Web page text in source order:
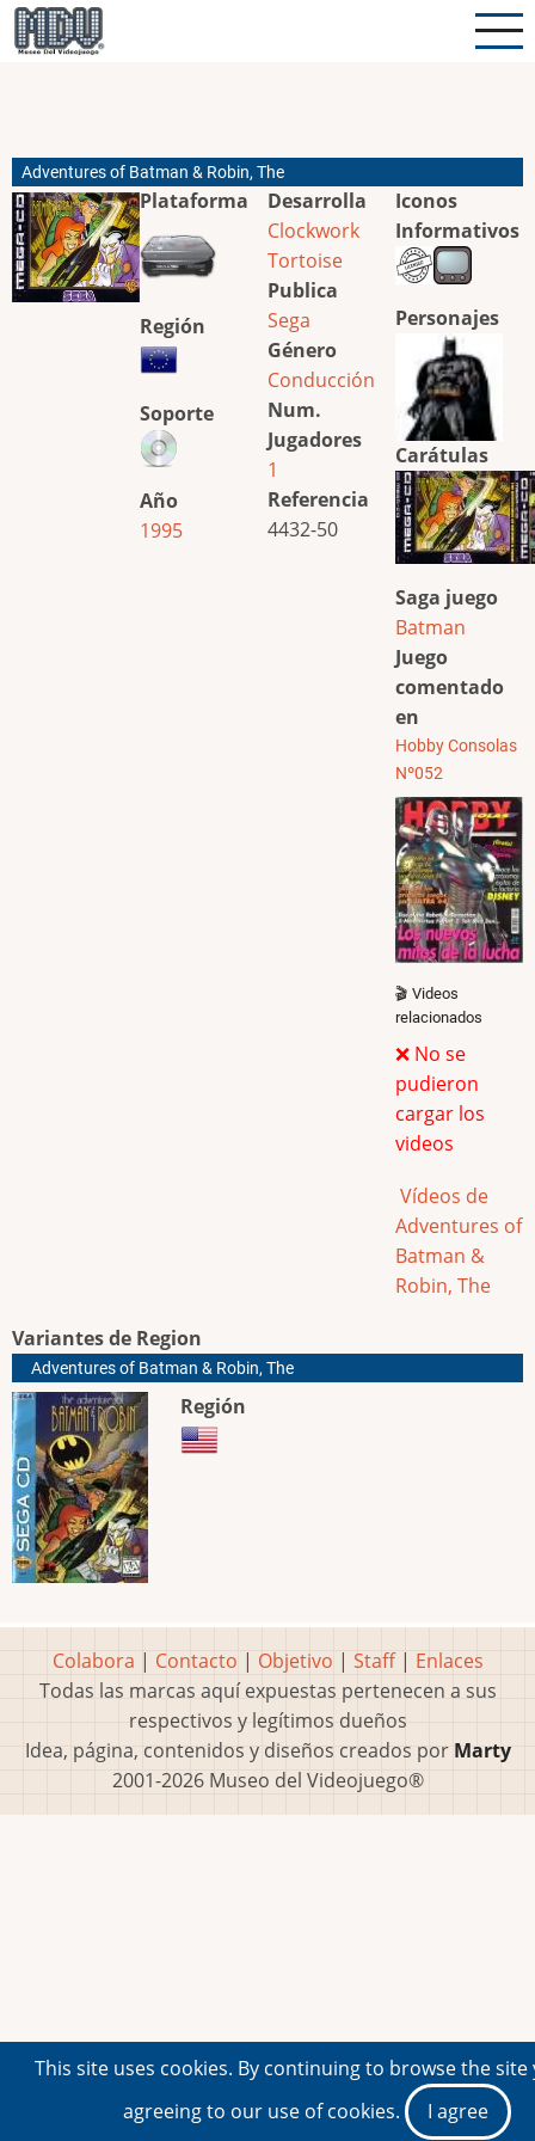
Pasar
al
Adventures of Batman & Robin, The
Plataforma
Región
Soporte
Año
1995
Desarrolla
Clockwork
Tortoise
Publica
Sega
Género
Conducción
Num.
Jugadores
1
Referencia
4432-50
Iconos
Informativos
Personajes
Carátulas
Saga juego
Batman
Juego
comentado
en
Hobby Consolas
Nº052
🎬 Videos
relacionados
❌ No se
pudieron
cargar los
videos
Vídeos de
Adventures of
Batman &
Robin, The
Variantes de Region
Adventures of Batman & Robin, The
Región
Colabora | Contacto | Objetivo | Staff| Enlaces
Todas las marcas aquí expuestas pertenecen a sus
respectivos y legítimos dueños
Idea, página, contenidos y diseños creados por Marty
2001-2026 Museo del Videojuego®
This site uses cookies. By continuing to browse the site
agreeing to our use of cookies.
I agree